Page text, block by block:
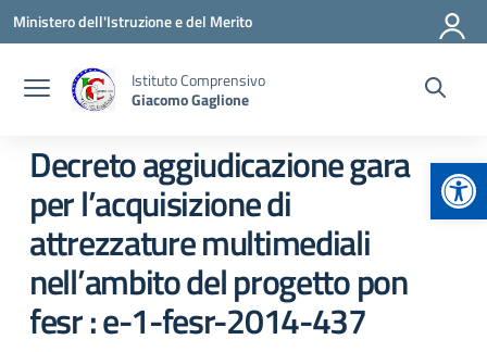
Vai ai contenuti
Vai al menu di navigazione
Vai al footer
Ministero dell'Istruzione e del Merito
Istituto Comprensivo
Giacomo Gaglione
Decreto aggiudicazione gara
per l’acquisizione di
attrezzature multimediali
nell’ambito del progetto pon
fesr : e-1-fesr-2014-437